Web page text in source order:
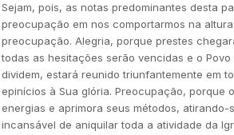
Sejam, pois, as notas predominantes desta
preocupação em nos comportarmos na
preocupação. Alegria, porque prestes
todas as hesitações serão vencidas e o
dividem, estará reunido triunfantemente em
epinícios à Sua glória. Preocupação, porque
energias e aprimora seus métodos,
incansável de aniquilar toda a atividade da